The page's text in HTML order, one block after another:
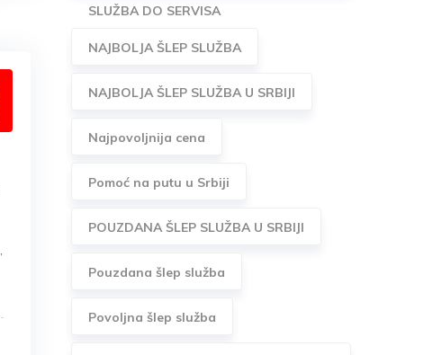
,
SLUŽBA DO SERVISA
NAJBOLJA ŠLEP SLUŽBA
NAJBOLJA ŠLEP SLUŽBA U SRBIJI
Najpovoljnija cena
Pomoć na putu u Srbiji
POUZDANA ŠLEP SLUŽBA U SRBIJI
Pouzdana šlep služba
Povoljna šlep služba